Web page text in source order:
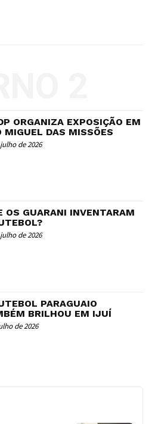
2
ORGANIZA EXPOSIÇÃO EM
MIGUEL DAS MISSÕES
de 2026
OS GUARANI INVENTARAM
de 2026
PARAGUAIO
BRILHOU EM IJUÍ
de 2026